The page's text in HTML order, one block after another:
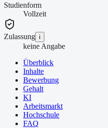
Studienform
Vollzeit
Zulassung i
keine Angabe
Überblick
Inhalte
Bewerbung
Gehalt
KI
Arbeitsmarkt
Hochschule
FAQ